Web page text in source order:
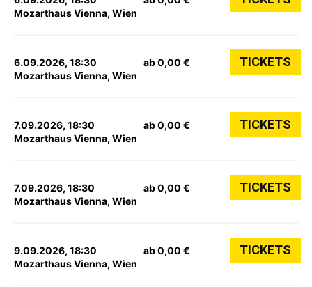
Mozarthaus Vienna, Wien
6.09.2026, 18:30
Mozarthaus Vienna, Wien
ab 0,00 € TICKETS
7.09.2026, 18:30
Mozarthaus Vienna, Wien
ab 0,00 € TICKETS
7.09.2026, 18:30
Mozarthaus Vienna, Wien
ab 0,00 € TICKETS
9.09.2026, 18:30
Mozarthaus Vienna, Wien
ab 0,00 € TICKETS